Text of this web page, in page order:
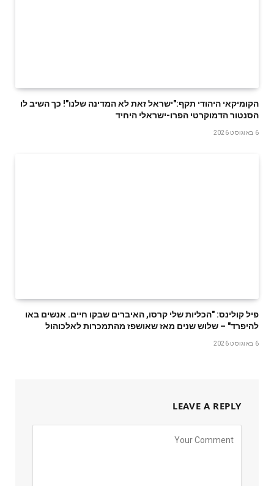
הקומיקאי היהודי תקף:"ישראל זאת לא המדינה שלנו"! כך השיב לו
הסנטור הדמוקרטי הפרו-ישראלי היחיד
6 באוגוסט 2026
פיל קולינס: "הכליות שלי קרסו, האיברים שבקו חיים. אנשים באו
להיפרד" – שלוש שנים מאז שאושפז מהתמכרות לאלכוהול
6 באוגוסט 2026
LEAVE A REPLY